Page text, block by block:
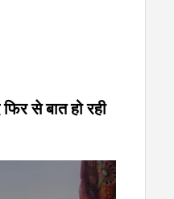
से बात हो रही